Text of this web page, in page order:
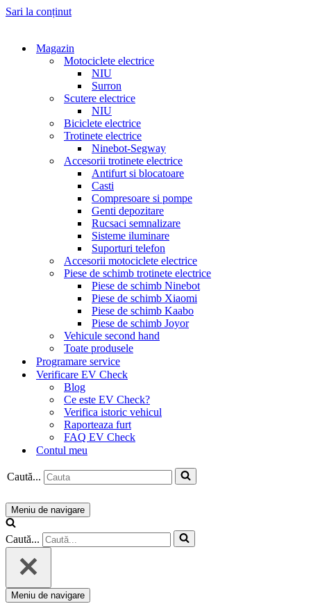
Sari la conținut
Magazin
Motociclete electrice
NIU
Surron
Scutere electrice
NIU
Biciclete electrice
Trotinete electrice
Ninebot-Segway
Accesorii trotinete electrice
Antifurt si blocatoare
Casti
Compresoare si pompe
Genti depozitare
Rucsaci semnalizare
Sisteme iluminare
Suporturi telefon
Accesorii motociclete electrice
Piese de schimb trotinete electrice
Piese de schimb Ninebot
Piese de schimb Xiaomi
Piese de schimb Kaabo
Piese de schimb Joyor
Vehicule second hand
Toate produsele
Programare service
Verificare EV Check
Blog
Ce este EV Check?
Verifica istoric vehicul
Raporteaza furt
FAQ EV Check
Contul meu
Caută...
Meniu de navigare
Caută...
Meniu de navigare